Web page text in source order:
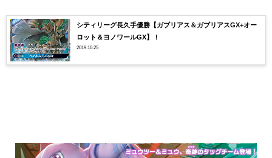
シティリーグ長久手優勝【ガブリアス＆ガブリアスGX+オー
ロット＆ヨノワールGX】！
2019.10.25